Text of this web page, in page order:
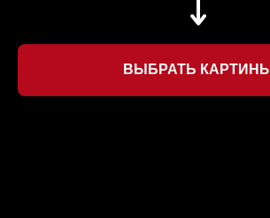
ВЫБРАТЬ КАРТИНЫ